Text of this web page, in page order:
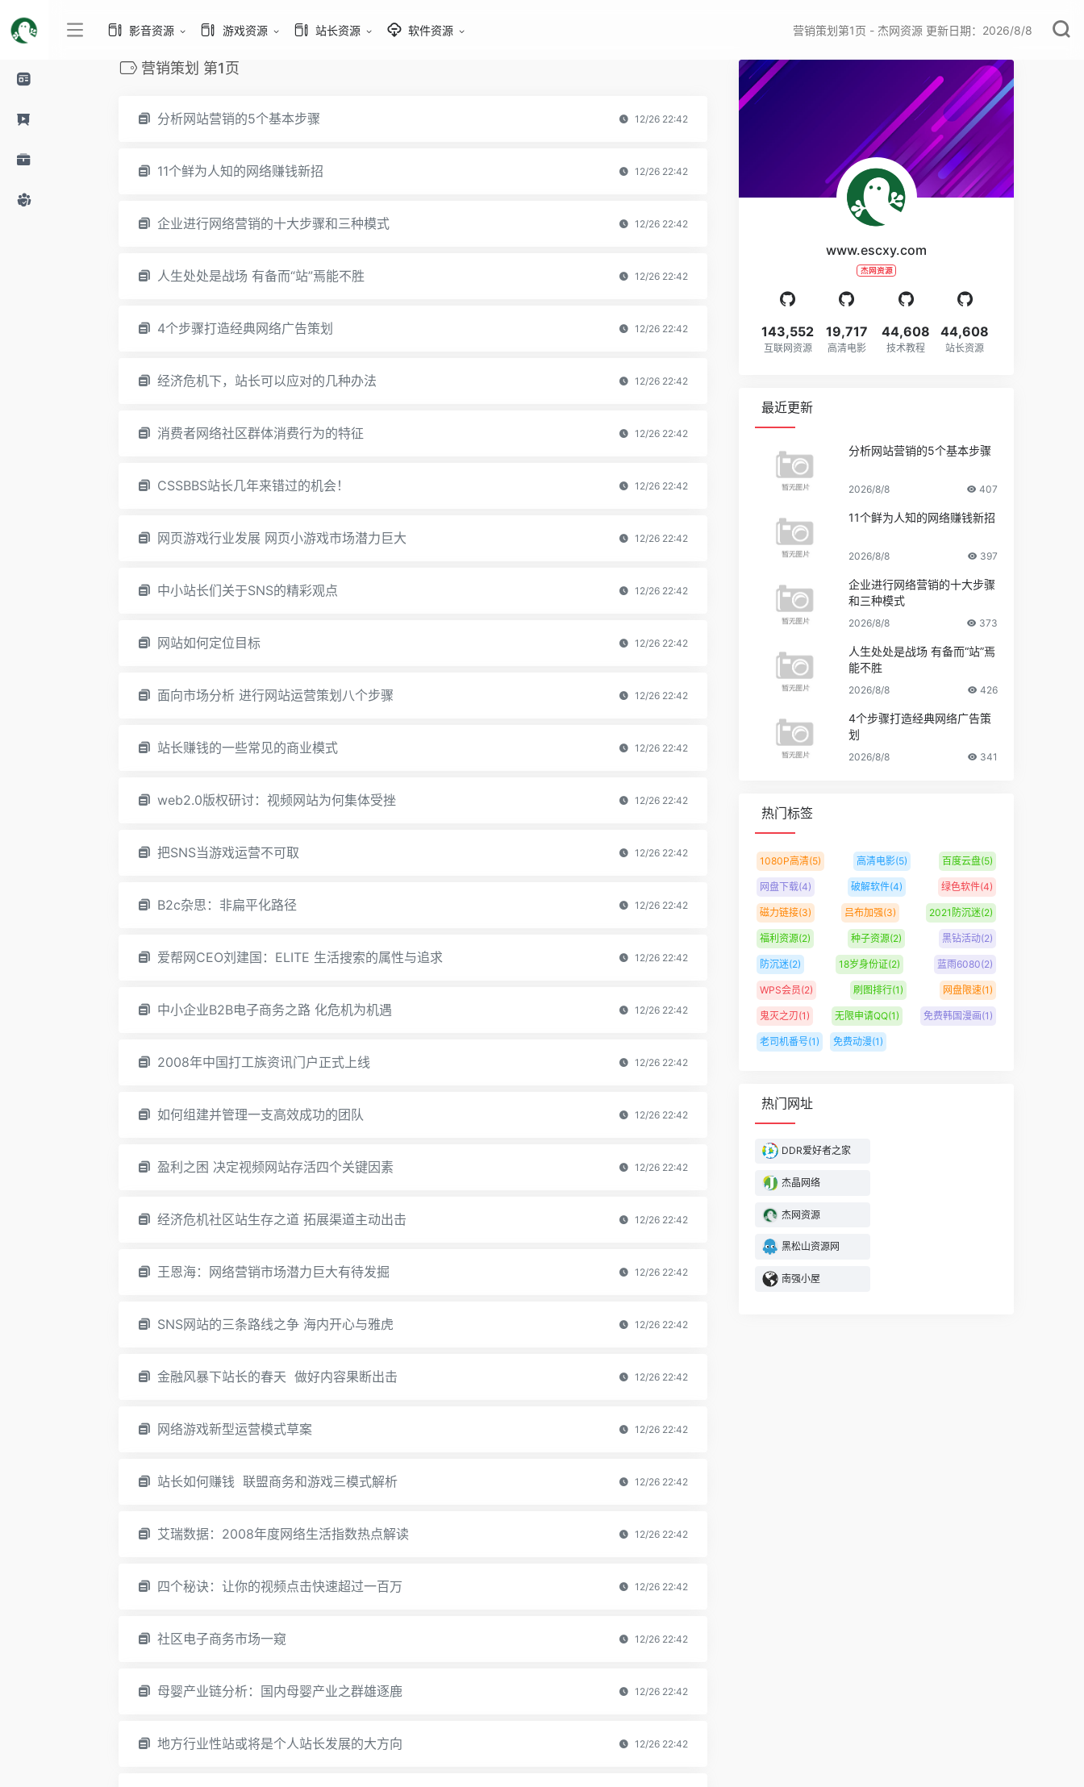
影音资源 游戏资源 站长资源 软件资源 营销策划第1页 - 杰网资源 更新日期：2026/8/8
营销策划 第1页
分析网站营销的5个基本步骤 12/26 22:42
11个鲜为人知的网络赚钱新招 12/26 22:42
企业进行网络营销的十大步骤和三种模式 12/26 22:42
人生处处是战场 有备而“站”焉能不胜 12/26 22:42
4个步骤打造经典网络广告策划 12/26 22:42
经济危机下，站长可以应对的几种办法 12/26 22:42
消费者网络社区群体消费行为的特征 12/26 22:42
CSSBBS站长几年来错过的机会！ 12/26 22:42
网页游戏行业发展 网页小游戏市场潜力巨大 12/26 22:42
中小站长们关于SNS的精彩观点 12/26 22:42
网站如何定位目标 12/26 22:42
面向市场分析 进行网站运营策划八个步骤 12/26 22:42
站长赚钱的一些常见的商业模式 12/26 22:42
web2.0版权研讨：视频网站为何集体受挫 12/26 22:42
把SNS当游戏运营不可取 12/26 22:42
B2c杂思：非扁平化路径 12/26 22:42
爱帮网CEO刘建国：ELITE 生活搜索的属性与追求 12/26 22:42
中小企业B2B电子商务之路 化危机为机遇 12/26 22:42
2008年中国打工族资讯门户正式上线 12/26 22:42
如何组建并管理一支高效成功的团队 12/26 22:42
盈利之困 决定视频网站存活四个关键因素 12/26 22:42
经济危机社区站生存之道 拓展渠道主动出击 12/26 22:42
王恩海：网络营销市场潜力巨大有待发掘 12/26 22:42
SNS网站的三条路线之争 海内开心与雅虎 12/26 22:42
金融风暴下站长的春天 做好内容果断出击 12/26 22:42
网络游戏新型运营模式草案 12/26 22:42
站长如何赚钱 联盟商务和游戏三模式解析 12/26 22:42
艾瑞数据：2008年度网络生活指数热点解读 12/26 22:42
四个秘诀：让你的视频点击快速超过一百万 12/26 22:42
社区电子商务市场一窥 12/26 22:42
母婴产业链分析：国内母婴产业之群雄逐鹿 12/26 22:42
地方行业性站或将是个人站长发展的大方向 12/26 22:42
www.escxy.com
杰网资源
143,552
互联网资源
19,717
高清电影
44,608
技术教程
44,608
站长资源
最近更新
分析网站营销的5个基本步骤
2026/8/8 407
11个鲜为人知的网络赚钱新招
2026/8/8 397
企业进行网络营销的十大步骤
和三种模式
2026/8/8 373
人生处处是战场 有备而“站”焉
能不胜
2026/8/8 426
4个步骤打造经典网络广告策
划
2026/8/8 341
热门标签
1080P高清(5) 高清电影(5) 百度云盘(5)
网盘下载(4) 破解软件(4) 绿色软件(4)
磁力链接(3) 吕布加强(3) 2021防沉迷(2)
福利资源(2) 种子资源(2) 黑钻活动(2)
防沉迷(2) 18岁身份证(2) 蓝雨6080(2)
WPS会员(2) 刷图排行(1) 网盘限速(1)
鬼灭之刃(1) 无限申请QQ(1) 免费韩国漫画(1)
老司机番号(1) 免费动漫(1)
热门网址
DDR爱好者之家
杰晶网络
杰网资源
黑松山资源网
南强小屋